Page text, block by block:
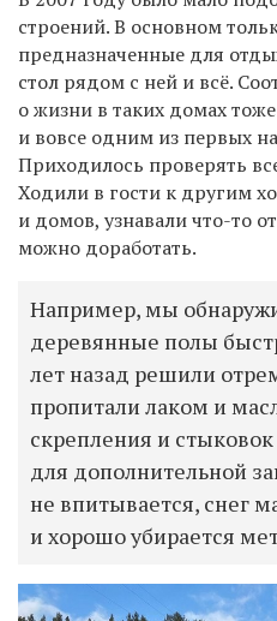
строений. В основном
предназначенные для
стол рядом с ней и всё.
о жизни в таких домах
и вовсе одним из первых
Приходилось проверять
Ходили в гости к другим
и домов, узнавали что-то
можно доработать.
Например, мы
деревянные полы
лет назад решили
пропитали лаком и
скрепления и
для дополнительной
не впитывается, снег
и хорошо убирается